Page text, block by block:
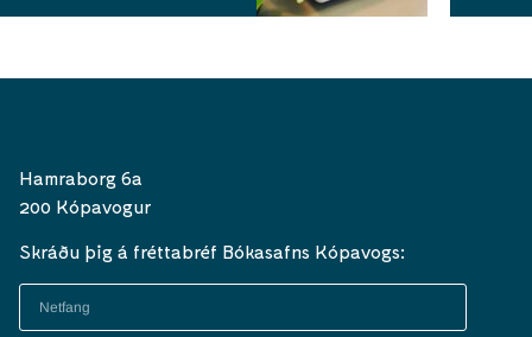
Hamraborg 6a
200 Kópavogur
Skráðu þig á fréttabréf Bókasafns Kópavogs: